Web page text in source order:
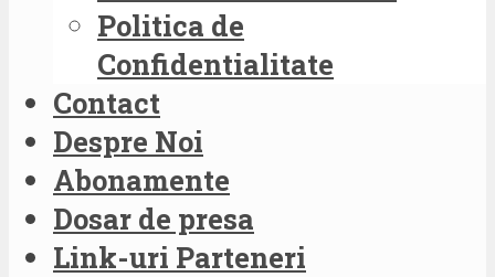
Politica de
Confidentialitate
Contact
Despre Noi
Abonamente
Dosar de presa
Link-uri Parteneri